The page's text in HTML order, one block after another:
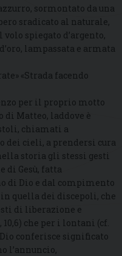
sormontato da una
sradicato al naturale,
spiegato d’argento,
lampassata e armata
«Strada facendo
per il proprio motto
di Matteo, laddove è
chiamati a
dei cieli, a prendersi cura
storia gli stessi gesti
di Gesù, fatta
di Dio e dal compimento
quella dei discepoli, che
di liberazione e
che per i lontani (cf.
Dio conferisce significato
l’annuncio,